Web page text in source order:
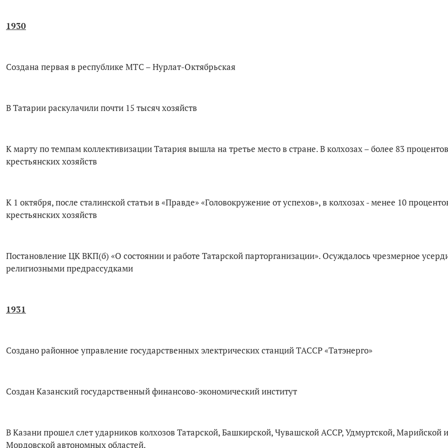
1930
Создана первая в республике МТС – Нурлат-Октябрьская
В Татарии раскулачили почти 15 тысяч хозяйств
К марту по темпам коллективизации Татария вышла на третье место в стране. В колхозах – более 83 процентов
крестьянских хозяйств
К 1 октября, после сталинской статьи в «Правде» «Головокружение от успехов», в колхозах - менее 10
крестьянских хозяйств
Постановление ЦК ВКП(б) «О состоянии и работе Татарской парторганизации». Осуждалось чрезмерное
религиозными предрассудками
1931
Создано районное управление государственных электрических станций ТАССР «Татэнерго»
Создан Казанский государственный финансово-экономический институт
В Казани прошел слет ударников колхозов Татарской, Башкирской, Чувашской АССР, Удмуртской, Марийской и
Мордовской автономных областей.